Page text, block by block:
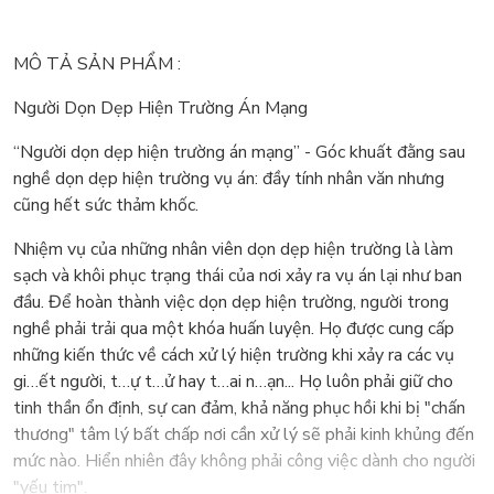
MÔ TẢ SẢN PHẨM :
Người Dọn Dẹp Hiện Trường Án Mạng
“Người dọn dẹp hiện trường án mạng” - Góc khuất đằng sau
nghề dọn dẹp hiện trường vụ án: đầy tính nhân văn nhưng
cũng hết sức thảm khốc.
Nhiệm vụ của những nhân viên dọn dẹp hiện trường là làm
sạch và khôi phục trạng thái của nơi xảy ra vụ án lại như ban
đầu. Để hoàn thành việc dọn dẹp hiện trường, người trong
nghề phải trải qua một khóa huấn luyện. Họ được cung cấp
những kiến thức về cách xử lý hiện trường khi xảy ra các vụ
gi…ết người, t…ự t…ử hay t…ai n…ạn... Họ luôn phải giữ cho
tinh thần ổn định, sự can đảm, khả năng phục hồi khi bị "chấn
thương" tâm lý bất chấp nơi cần xử lý sẽ phải kinh khủng đến
mức nào. Hiển nhiên đây không phải công việc dành cho người
"yếu tim".